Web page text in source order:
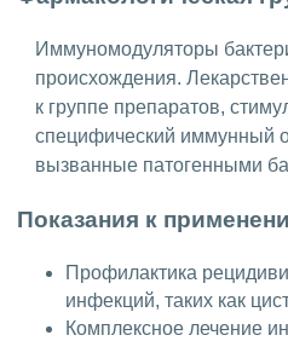
Иммуномодуляторы
происхождения.
к группе препаратов,
специфический иммунный
вызванные патогенными
Показания к
Профилактика
инфекций, таких как
Комплексное лечение